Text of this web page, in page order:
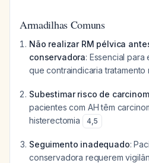
Armadilhas Comuns
Não realizar RM pélvica
conservadora: Essencial para
que contraindicaria tratamento
Subestimar risco de
pacientes com AH têm
histerectomia
4,5
Seguimento inadequado:
conservadora requerem